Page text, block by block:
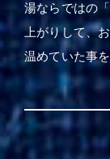
湯ならではの
上がりして、
温めていた事